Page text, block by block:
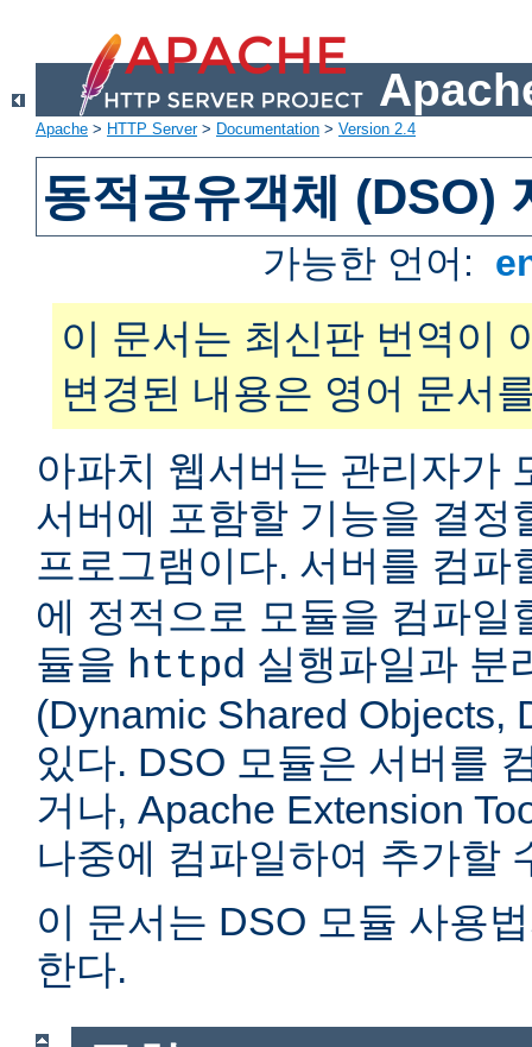
Apache > HTTP Server> Documentation > Version 2.4
동적공유객체 (DSO)
가능한 언어:
이 문서는 최신판 번역이
변경된 내용은 영어 문서
아파치 웹서버는 관리자가
서버에 포함할 기능을 결정
프로그램이다. 서버를 컴파
에 정적으로 모듈을 컴파일
듈을 httpd 실행파일과 분
(Dynamic Shared Objects,
있다. DSO 모듈은 서버를
거나, Apache Extension
나중에 컴파일하여 추가할
이 문서는 DSO 모듈 사용
한다.